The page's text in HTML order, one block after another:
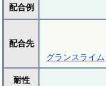
配合例
配合先
グランスライム
耐性